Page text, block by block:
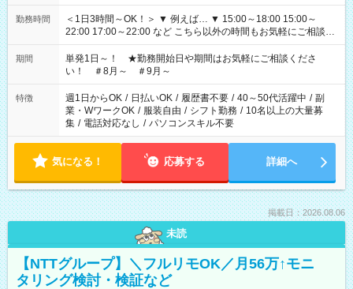
勤務時間
＜1日3時間～OK！＞ ▼ 例えば… ▼ 15:00～18:00 15:00～
22:00 17:00～22:00 など こちら以外の時間もお気軽にご相談く
ださい！
期間
単発1日～！ ★勤務開始日や期間はお気軽にご相談くださ
い！ ＃8月～ ＃9月～
特徴 週1日からOK / 日払いOK / 履歴書不要 / 40～50代活躍中 / 副
業・WワークOK / 服装自由 / シフト勤務 / 10名以上の大量募
集 / 電話対応なし / パソコンスキル不要
気になる！ 応募する 詳細へ
掲載日：2026.08.06
未読
【NTTグループ】＼フルリモOK／月56万↑モニ
タリング検討・検証など